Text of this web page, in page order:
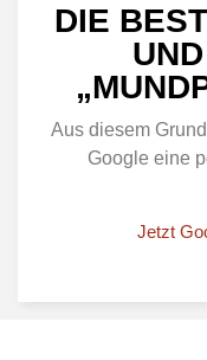
DIE
Aus diesem
Google eine
Jetzt